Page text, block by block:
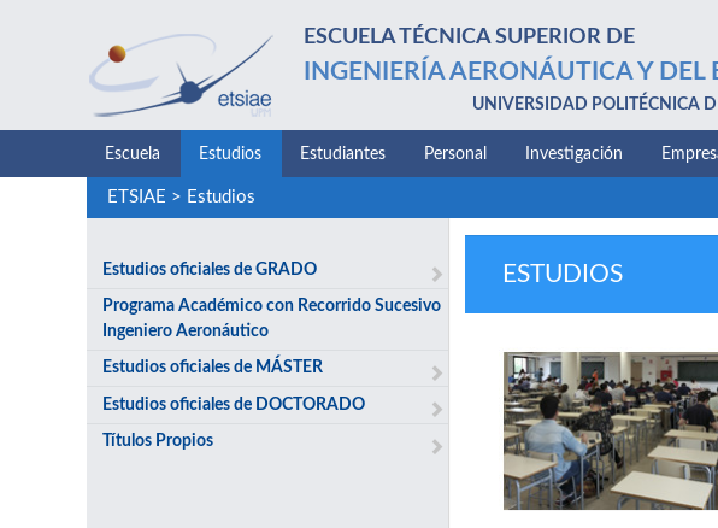
ESCUELA TÉCNICA SUPERIOR DE
INGENIERÍA AERONÁUTICA Y DEL
UNIVERSIDAD POLITÉCNICA
Escuela Estudios Estudiantes Personal Investigación
ETSIAE > Estudios
Estudios oficiales de GRADO
Programa Académico con Recorrido Sucesivo
Ingeniero Aeronáutico
Estudios oficiales de MÁSTER
Estudios oficiales de DOCTORADO
Títulos Propios
ESTUDIOS